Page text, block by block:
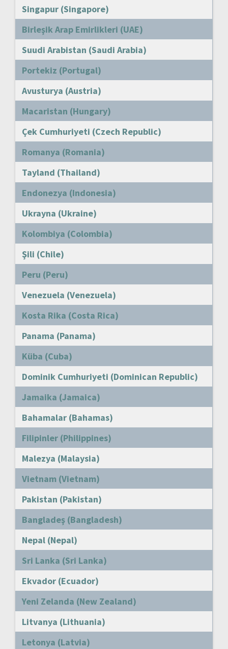
Singapur (Singapore)
Birleşik Arap Emirlikleri (UAE)
Suudi Arabistan (Saudi Arabia)
Portekiz (Portugal)
Avusturya (Austria)
Macaristan (Hungary)
Çek Cumhuriyeti (Czech Republic)
Romanya (Romania)
Tayland (Thailand)
Endonezya (Indonesia)
Ukrayna (Ukraine)
Kolombiya (Colombia)
Şili (Chile)
Peru (Peru)
Venezuela (Venezuela)
Kosta Rika (Costa Rica)
Panama (Panama)
Küba (Cuba)
Dominik Cumhuriyeti (Dominican Republic)
Jamaika (Jamaica)
Bahamalar (Bahamas)
Filipinler (Philippines)
Malezya (Malaysia)
Vietnam (Vietnam)
Pakistan (Pakistan)
Bangladeş (Bangladesh)
Nepal (Nepal)
Sri Lanka (Sri Lanka)
Ekvador (Ecuador)
Yeni Zelanda (New Zealand)
Litvanya (Lithuania)
Letonya (Latvia)